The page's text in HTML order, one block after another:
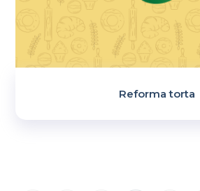
Reforma torta